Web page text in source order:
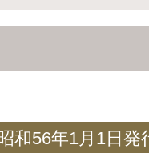
和56年1月1日発